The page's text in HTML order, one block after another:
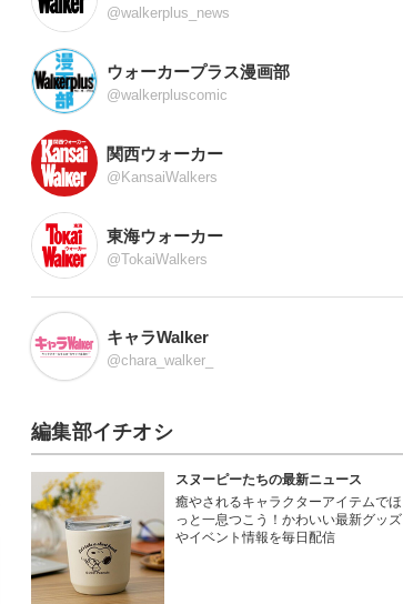
@walkerplus_news
ウォーカープラス漫画部
@walkerpluscomic
関西ウォーカー
@KansaiWalkers
東海ウォーカー
@TokaiWalkers
キャラWalker
@chara_walker_
編集部イチオシ
スヌーピーたちの最新ニュース
癒やされるキャラクターアイテムでほ
っと一息つこう！かわいい最新グッズ
やイベント情報を毎日配信